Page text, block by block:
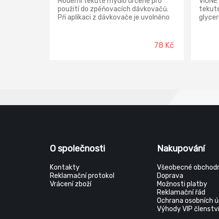
použití do zpěňovacích dávkovačů.
Při aplikaci z dávkovače je uvolněno
je příjemná decentní parfemace.
Pěnové mýdlo je dermatologicky
78 Kč
pění
O společnosti
Kontakty
Reklamační protokol
Vrácení zboží
Nakupování
Všeobecné
Doprava
Možnosti platby
Reklamační řád
Ochrana osobních
Výhody VIP